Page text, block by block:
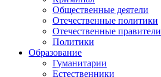
Общественные деятели
Отечественные политики
Отечественные правители
Политики
Образование
Гуманитарии
Естественники